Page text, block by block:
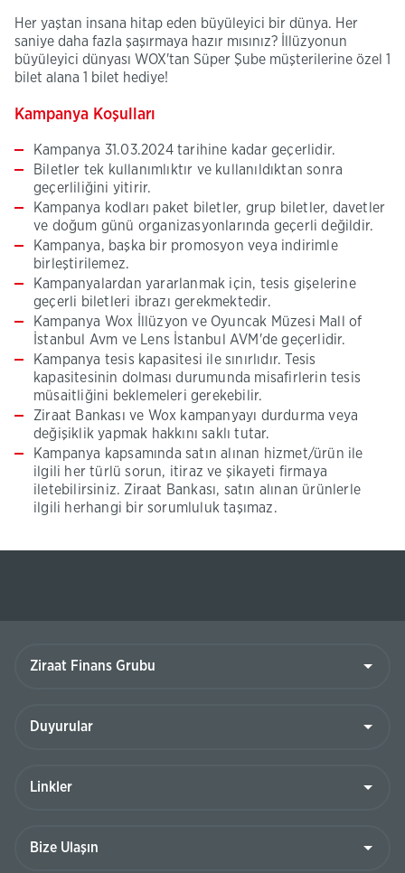
Her yaştan insana hitap eden büyüleyici bir dünya. Her
saniye daha fazla şaşırmaya hazır mısınız? İllüzyonun
büyüleyici dünyası WOX'tan Süper Şube müşterilerine özel 1
bilet alana 1 bilet hediye!
Kampanya Koşulları
Kampanya 31.03.2024 tarihine kadar geçerlidir.
Biletler tek kullanımlıktır ve kullanıldıktan sonra
geçerliliğini yitirir.
Kampanya kodları paket biletler, grup biletler, davetler
ve doğum günü organizasyonlarında geçerli değildir.
Kampanya, başka bir promosyon veya indirimle
birleştirilemez.
Kampanyalardan yararlanmak için, tesis gişelerine
geçerli biletleri ibrazı gerekmektedir.
Kampanya Wox İllüzyon ve Oyuncak Müzesi Mall of
İstanbul Avm ve Lens İstanbul AVM'de geçerlidir.
Kampanya tesis kapasitesi ile sınırlıdır. Tesis
kapasitesinin dolması durumunda misafirlerin tesis
müsaitliğini beklemeleri gerekebilir.
Ziraat Bankası ve Wox kampanyayı durdurma veya
değişiklik yapmak hakkını saklı tutar.
Kampanya kapsamında satın alınan hizmet/ürün ile
ilgili her türlü sorun, itiraz ve şikayeti firmaya
iletebilirsiniz. Ziraat Bankası, satın alınan ürünlerle
ilgili herhangi bir sorumluluk taşımaz.
Grubu